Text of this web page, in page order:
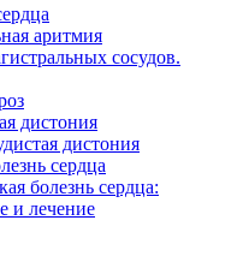
аритмия
сосудов.
дистония
дистония
сердца
болезнь сердца:
и лечение